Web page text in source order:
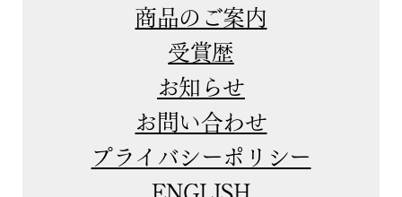
商品のご案内
受賞歴
お知らせ
お問い合わせ
プライバシーポリシー
ENGLISH